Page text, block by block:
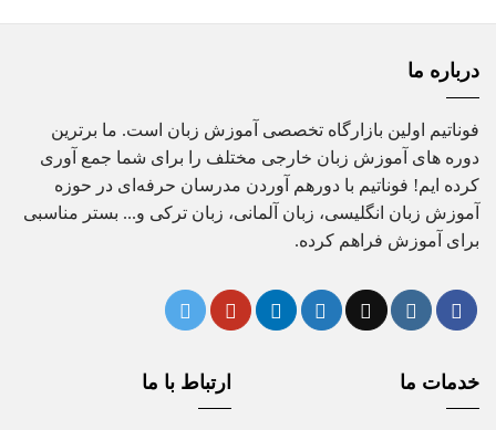
درباره ما
فوناتیم اولین بازارگاه تخصصی آموزش زبان است. ما برترین
دوره های آموزش زبان خارجی مختلف را برای شما جمع آوری
کرده ایم! فوناتیم با دورهم آوردن مدرسان حرفه‌ای در حوزه
آموزش زبان انگلیسی، زبان آلمانی، زبان ترکی و... بستر مناسبی
برای آموزش فراهم کرده.
خدمات ما ارتباط با ما